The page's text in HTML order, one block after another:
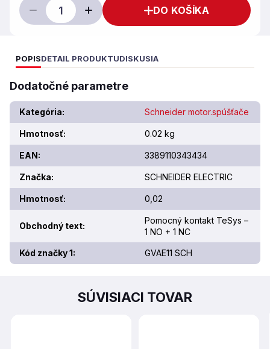
DO KOŠÍKA
POPISDETAIL PRODUKTUDISKUSIA
Dodatočné parametre
Kategória: Schneider motor.spúšťače
Hmotnosť: 0.02 kg
EAN: 3389110343434
Značka: SCHNEIDER ELECTRIC
Hmotnosť: 0,02
Obchodný text:
Pomocný kontakt TeSys –
1 NO + 1 NC
Kód značky 1: GVAE11 SCH
SÚVISIACI TOVAR